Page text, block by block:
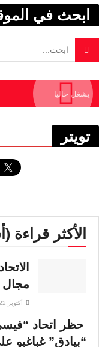
ابحث في
يشغل حاليا
تويتر
الأكثر قراءة
مجال
أكتوبر 22, 2024
حظر اتحاد
“بيادق” غباغبو